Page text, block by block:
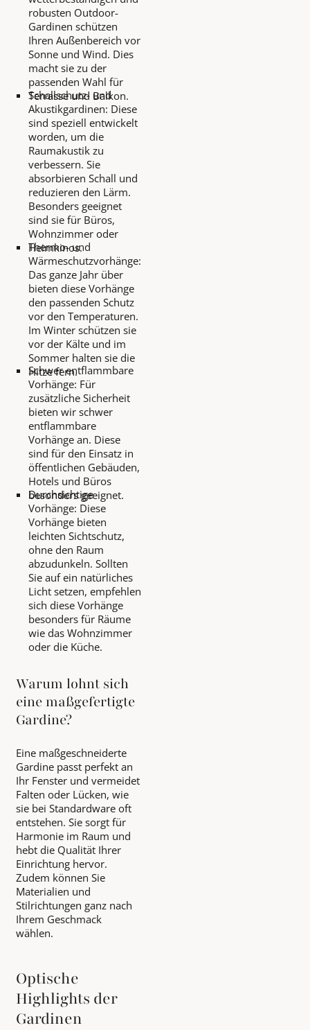
robusten Outdoor-
Gardinen schützen
Ihren Außenbereich vor
Sonne und Wind. Dies
macht sie zu der
passenden Wahl für
Terrasse und Balkon.
Schallschutz- und
Akustikgardinen: Diese
sind speziell entwickelt
worden, um die
Raumakustik zu
verbessern. Sie
absorbieren Schall und
reduzieren den Lärm.
Besonders geeignet
sind sie für Büros,
Wohnzimmer oder
Heimkinos.
Thermo- und
Wärmeschutzvorhänge:
Das ganze Jahr über
bieten diese Vorhänge
den passenden Schutz
vor den Temperaturen.
Im Winter schützen sie
vor der Kälte und im
Sommer halten sie die
Hitze fern.
Schwer entflammbare
Vorhänge: Für
zusätzliche Sicherheit
bieten wir schwer
entflammbare
Vorhänge an. Diese
sind für den Einsatz in
öffentlichen Gebäuden,
Hotels und Büros
besonders geeignet.
Durchsichtige
Vorhänge: Diese
Vorhänge bieten
leichten Sichtschutz,
ohne den Raum
abzudunkeln. Sollten
Sie auf ein natürliches
Licht setzen, empfehlen
sich diese Vorhänge
besonders für Räume
wie das Wohnzimmer
oder die Küche.
Warum lohnt sich
eine maßgefertigte
Gardine?
Eine maßgeschneiderte
Gardine passt perfekt an
Ihr Fenster und vermeidet
Falten oder Lücken, wie
sie bei Standardware oft
entstehen. Sie sorgt für
Harmonie im Raum und
hebt die Qualität Ihrer
Einrichtung hervor.
Zudem können Sie
Materialien und
Stilrichtungen ganz nach
Ihrem Geschmack
wählen.
Optische
Highlights der
Gardinen